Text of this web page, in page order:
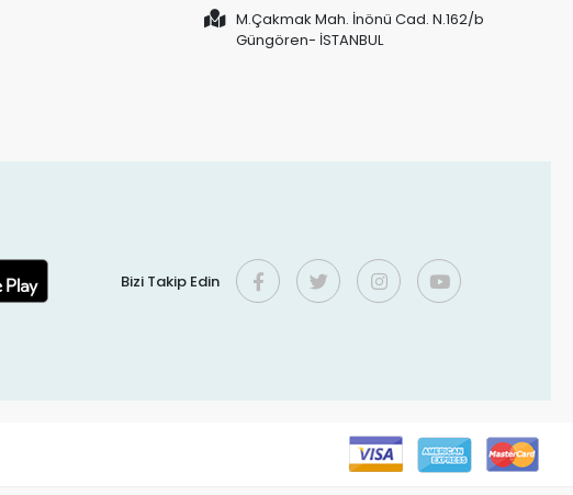
M.Çakmak Mah. İnönü Cad. N.162/b
Güngören- İSTANBUL
Bizi Takip Edin